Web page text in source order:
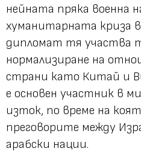
нейната пряка военна
хуманитарната криза
дипломат тя участва
нормализиране на
страни като Китай и
е основен участник в
изток, по време на
преговорите между
арабски нации.